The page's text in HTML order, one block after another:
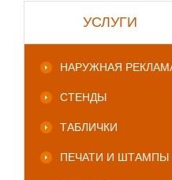
УСЛУГИ
НАРУЖНАЯ
СТЕНДЫ
ТАБЛИЧКИ
ПЕЧАТИ И ШТАМПЫ